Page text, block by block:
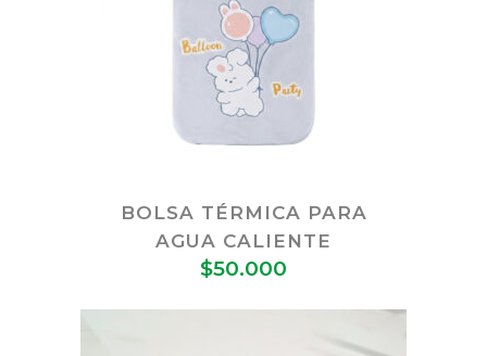
BOLSA TÉRMICA PARA
AGUA CALIENTE
$50.000